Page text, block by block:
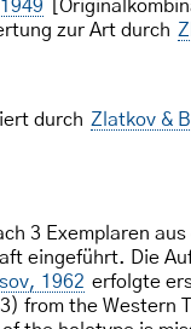
zur Art durch
durch Zlatkov &
3 Exemplaren
eingeführt. Die
1962 erfolgte
from the Western